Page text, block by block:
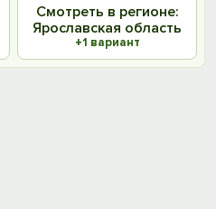
Смотреть в регионе:
Ярославская область
+1 вариант